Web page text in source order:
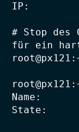
IP:
# Stop des
für ein
Name:
State: